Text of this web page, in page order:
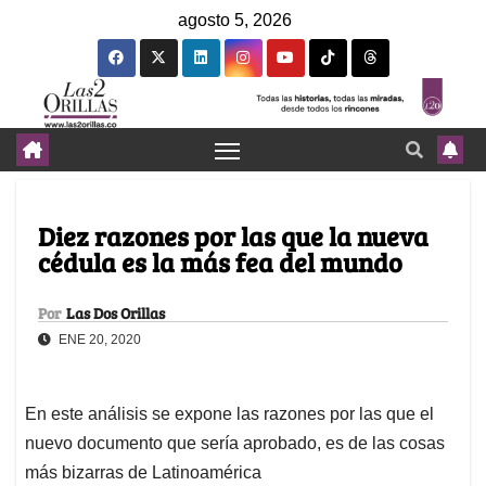
agosto 5, 2026
Diez razones por las que la nueva
cédula es la más fea del mundo
Por Las Dos Orillas
ENE 20, 2020
En este análisis se expone las razones por las que el
nuevo documento que sería aprobado, es de las cosas
más bizarras de Latinoamérica